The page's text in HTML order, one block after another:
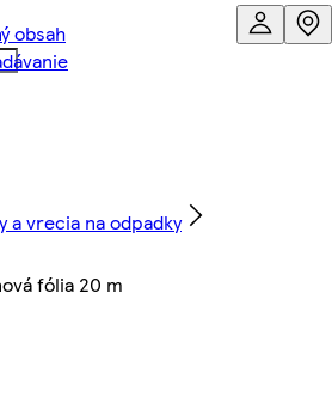
obsah
a vrecia na odpadky
fólia 20 m